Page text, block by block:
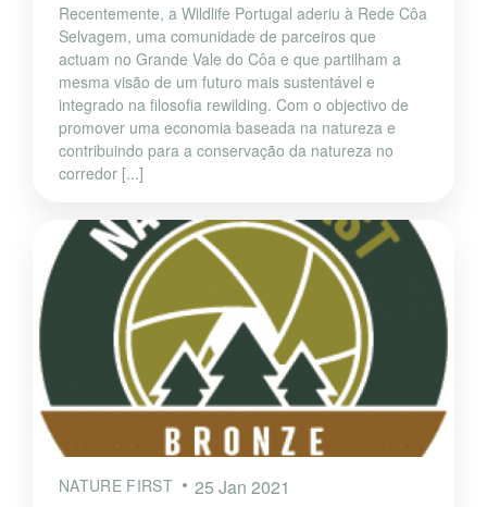
Recentemente, a Wildlife Portugal aderiu à Rede Côa
Selvagem, uma comunidade de parceiros que
actuam no Grande Vale do Côa e que partilham a
mesma visão de um futuro mais sustentável e
integrado na filosofia rewilding. Com o objectivo de
promover uma economia baseada na natureza e
contribuindo para a conservação da natureza no
corredor [...]
NATURE FIRST 25 Jan 2021